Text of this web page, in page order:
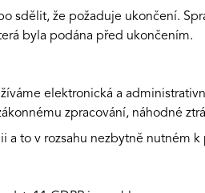
sdělit, že požaduje ukončení.
byla podána před ukončením.
elektronická a
zpracování, náhodné
to v rozsahu nezbytně nutném